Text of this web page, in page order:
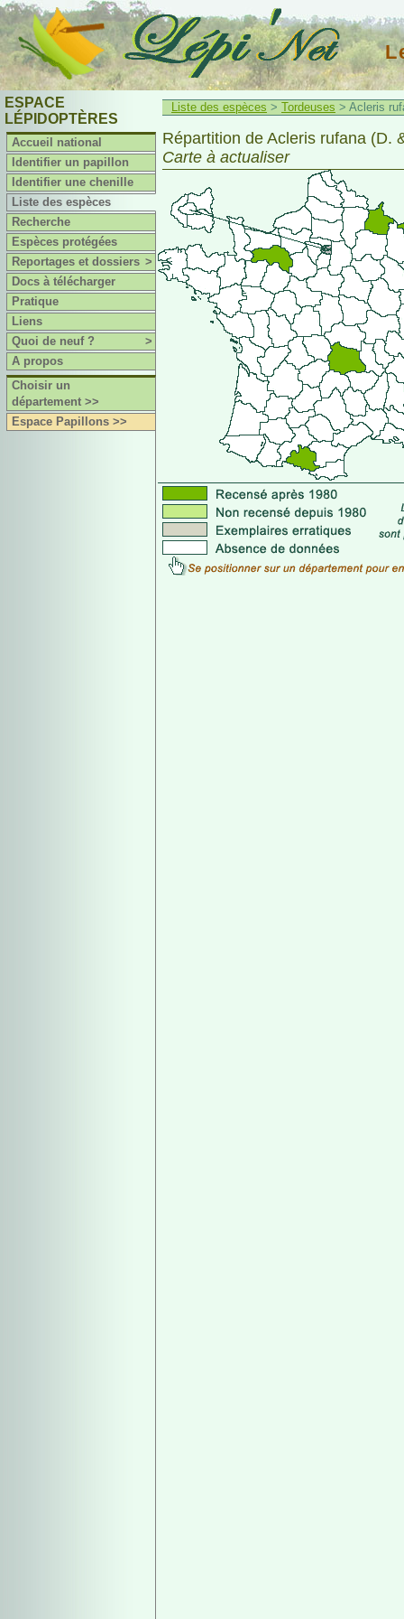
ESPACE
LÉPIDOPTÈRES
Accueil national
Identifier un papillon
Identifier une chenille
Liste des espèces
Recherche
Espèces protégées
Reportages et dossiers >
Docs à télécharger
Pratique
Liens
Quoi de neuf ?
>
A propos
Choisir un
département >>
Espace Papillons >>
Liste des espèces > Tordeuses > Acleris
Répartition de Acleris rufana (D.
Carte à actualiser